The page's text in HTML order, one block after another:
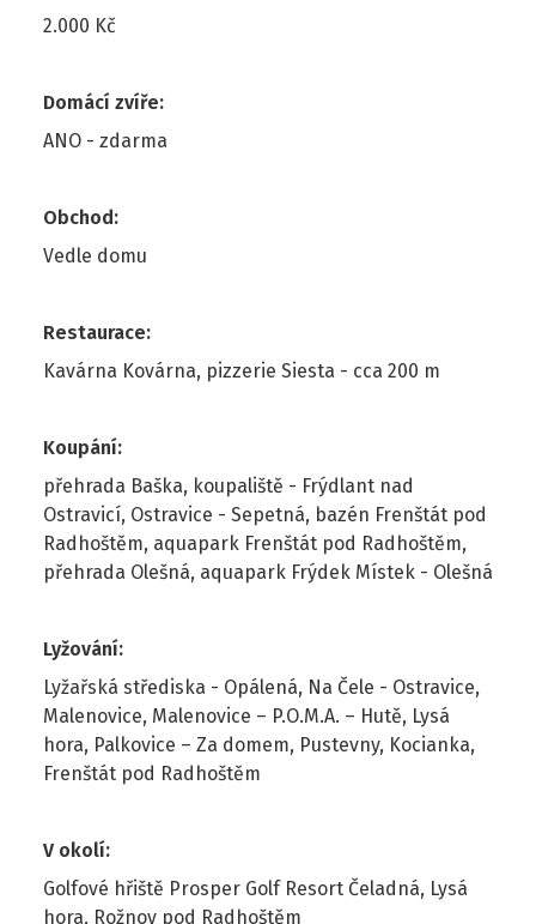
2.000 Kč
Domácí zvíře:
ANO - zdarma
Obchod:
Vedle domu
Restaurace:
Kavárna Kovárna, pizzerie Siesta - cca 200 m
Koupání:
přehrada Baška, koupaliště - Frýdlant nad
Ostravicí, Ostravice - Sepetná, bazén Frenštát pod
Radhoštěm, aquapark Frenštát pod Radhoštěm,
přehrada Olešná, aquapark Frýdek Místek - Olešná
Lyžování:
Lyžařská střediska - Opálená, Na Čele - Ostravice,
Malenovice, Malenovice – P.O.M.A. – Hutě, Lysá
hora, Palkovice – Za domem, Pustevny, Kocianka,
Frenštát pod Radhoštěm
V okolí:
Golfové hřiště Prosper Golf Resort Čeladná, Lysá
hora, Rožnov pod Radhoštěm